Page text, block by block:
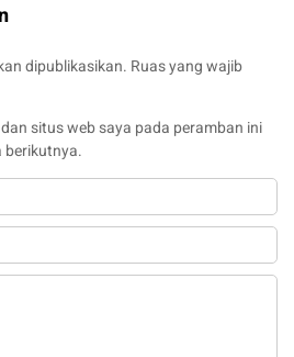
dipublikasikan. Ruas yang wajib
situs web saya pada peramban ini
berikutnya.